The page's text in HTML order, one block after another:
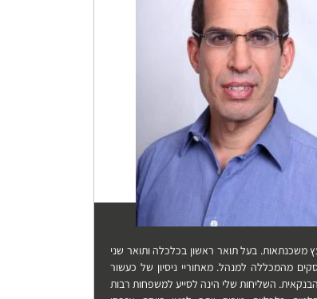
משכנתאות. בעל תואר ראשון בכלכלה ותואר שני
מהמכללה למנהל. מאחוריי ניסיון של כעשור
השליחות שלי הינה לסייע למשפחות רבות